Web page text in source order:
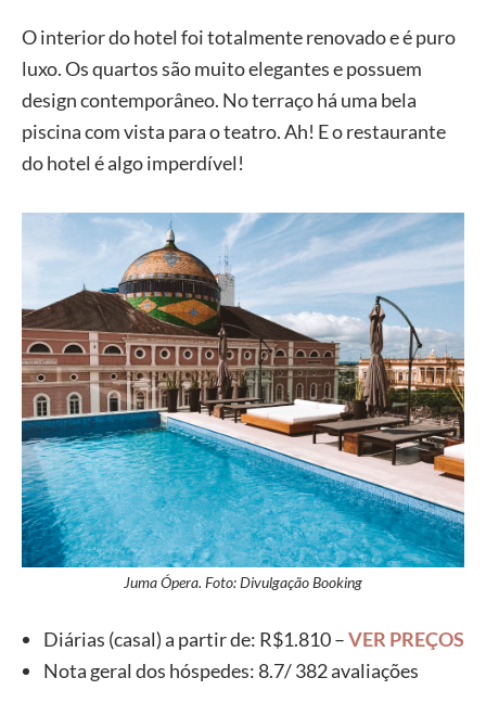
O interior do hotel foi totalmente renovado e é puro
luxo. Os quartos são muito elegantes e possuem
design contemporâneo. No terraço há uma bela
piscina com vista para o teatro. Ah! E o restaurante
do hotel é algo imperdível!
Juma Ópera. Foto: Divulgação Booking
Diárias (casal) a partir de: R$1.810 –VER PREÇOS
Nota geral dos hóspedes: 8.7/ 382 avaliações